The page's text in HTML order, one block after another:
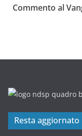
Commento al
Resta aggiornato